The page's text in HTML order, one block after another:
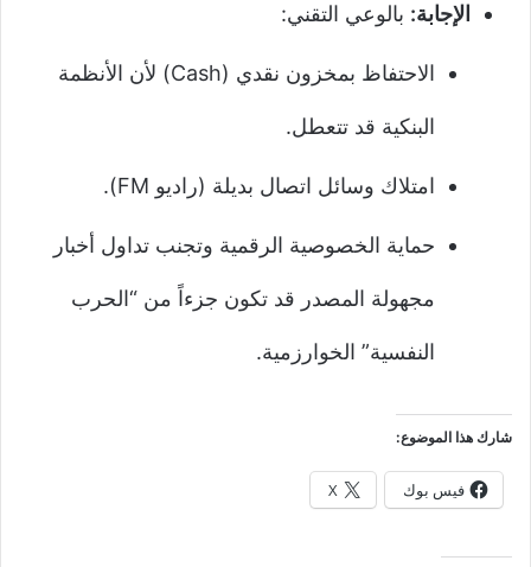
الإجابة: بالوعي التقني:
الاحتفاظ بمخزون نقدي (Cash) لأن الأنظمة
البنكية قد تتعطل.
امتلاك وسائل اتصال بديلة (راديو FM).
حماية الخصوصية الرقمية وتجنب تداول أخبار
مجهولة المصدر قد تكون جزءاً من “الحرب
النفسية” الخوارزمية.
شارك هذا الموضوع:
فيس بوك X